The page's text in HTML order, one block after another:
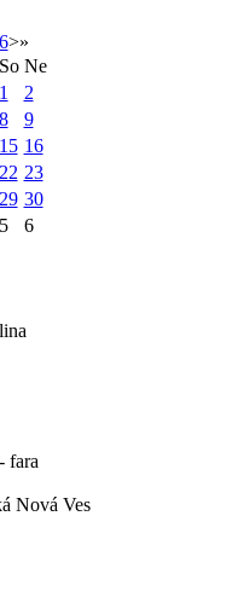
>»
So Ne
1
2
8
9
15 16
22 23
29 30
5 6
fara
Nová Ves